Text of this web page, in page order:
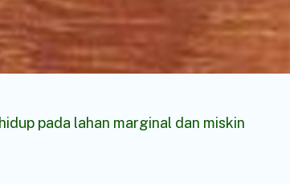
pada lahan marginal dan miskin